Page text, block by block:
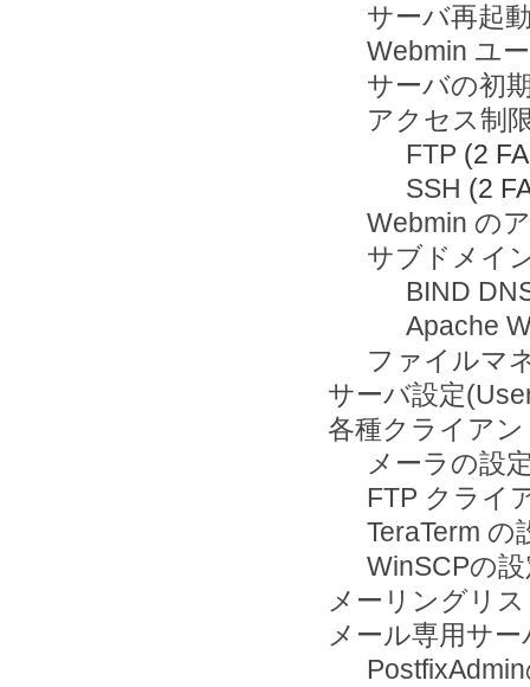
サーバ再起
Webmin ユ
サーバの初
アクセス制
FTP (2
SSH (2
Webmin の
サブドメイ
BIND
Apache
ファイルマ
サーバ設定
各種クライア
メーラの設
FTP クライ
TeraTerm の
WinSCPの
メーリングリ
メール専用サー